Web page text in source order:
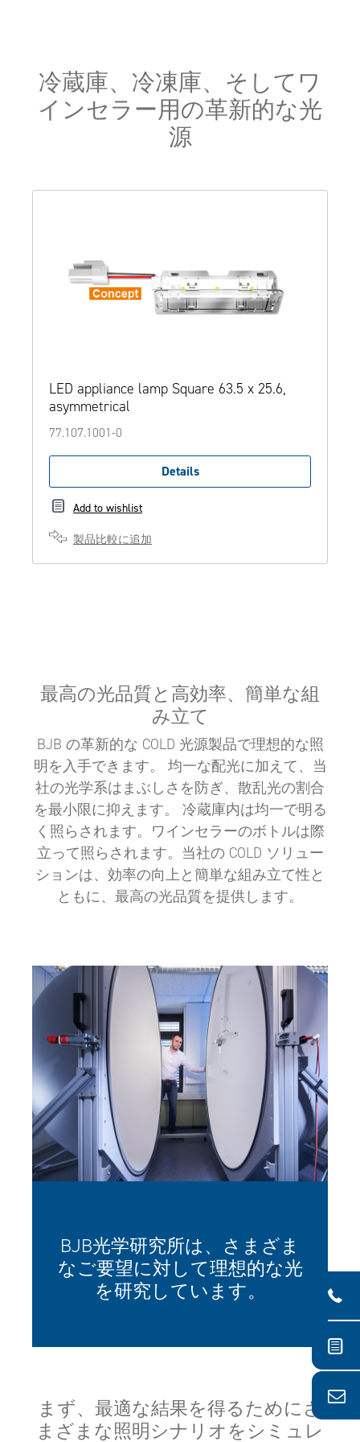
冷蔵庫、冷凍庫、そしてワ
インセラー用の革新的な光
源
LED appliance lamp Square 63.5 x 25.6,
asymmetrical
77.107.1001-0
Details
Add to wishlist
製品比較に追加
最高の光品質と高効率、簡単な組
み立て
BJB の革新的な COLD 光源製品で理想的な照
明を入手できます。 均一な配光に加えて、当
社の光学系はまぶしさを防ぎ、散乱光の割合
を最小限に抑えます。 冷蔵庫内は均一で明る
く照らされます。ワインセラーのボトルは際
立って照らされます。当社の COLD ソリュー
ションは、効率の向上と簡単な組み立て性と
ともに、最高の光品質を提供します。
BJB光学研究所は、さまざま
なご要望に対して理想的な光
を研究しています。
まず、最適な結果を得るためにさ
まざまな照明シナリオをシミュレ